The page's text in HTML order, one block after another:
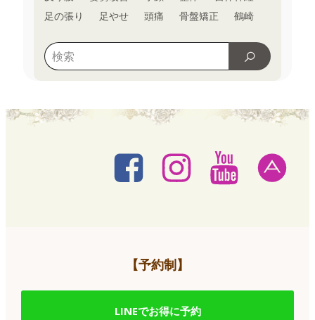
足の張り
足やせ 頭痛 骨盤矯正 鶴崎
【予約制】
LINEでお得に予約